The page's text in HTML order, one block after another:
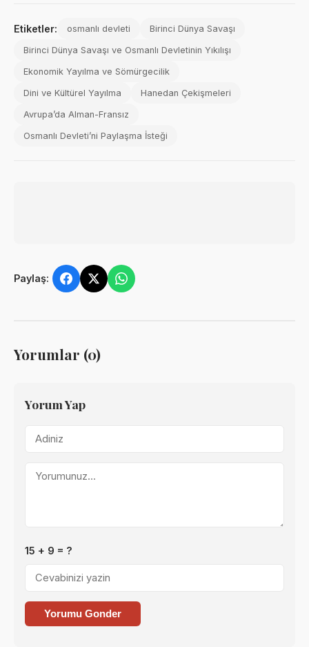
Etiketler: osmanlı devleti Birinci Dünya Savaşı
Birinci Dünya Savaşı ve Osmanlı Devletinin Yıkılışı
Ekonomik Yayılma ve Sömürgecilik
Dini ve Kültürel Yayılma Hanedan Çekişmeleri
Avrupa’da Alman-Fransız
Osmanlı Devleti’ni Paylaşma İsteği
Paylaş:
Yorumlar (0)
Yorum Yap
15 + 9 = ?
Yorumu Gonder